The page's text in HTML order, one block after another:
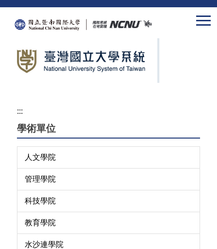
跳
:::
學術單位
人文學院
管理學院
科技學院
教育學院
水沙連學院